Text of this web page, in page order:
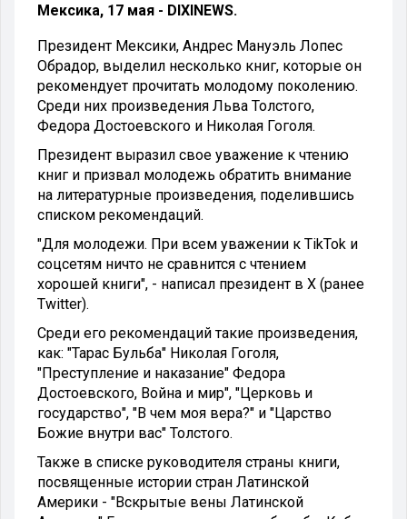
Мексика, 17 мая - DIXINEWS.
Президент Мексики, Андрес Мануэль Лопес
Обрадор, выделил несколько книг, которые он
рекомендует прочитать молодому поколению.
Среди них произведения Льва Толстого,
Федора Достоевского и Николая Гоголя.
Президент выразил свое уважение к чтению
книг и призвал молодежь обратить внимание
на литературные произведения, поделившись
списком рекомендаций.
"Для молодежи. При всем уважении к TikTok и
соцсетям ничто не сравнится с чтением
хорошей книги", - написал президент в Х (ранее
Twitter).
Среди его рекомендаций такие произведения,
как: "Тарас Бульба" Николая Гоголя,
"Преступление и наказание" Федора
Достоевского, Война и мир", "Церковь и
государство", "В чем моя вера?" и "Царство
Божие внутри вас" Толстого.
Также в списке руководителя страны книги,
посвященные истории стран Латинской
Америки - "Вскрытые вены Латинской